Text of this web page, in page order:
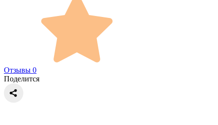
Отзывы 0
Поделится